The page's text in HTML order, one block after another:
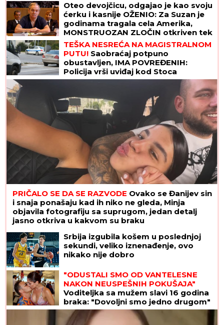
Oteo devojčicu, odgajao je kao svoju
ćerku i kasnije OŽENIO: Za Suzan je
godinama tragala cela Amerika,
MONSTRUOZAN ZLOČIN otkriven tek
decenijama kasnije
TEŠKA NESREĆA NA MAGISTRALNOM
PUTU! Saobraćaj potpuno
obustavljen, IMA POVREĐENIH:
Policija vrši uviđaj kod Stoca
PRIČALO SE DA SE RAZVODE Ovako se Đanijev sin
i snaja ponašaju kad ih niko ne gleda, Minja
objavila fotografiju sa suprugom, jedan detalj
jasno otkriva u kakvom su braku
Srbija izgubila košem u poslednjoj
sekundi, veliko iznenađenje, ovo
nikako nije dobro
"ODUSTALI SMO OD VANTELESNE
NAKON NEUSPEŠNIH POKUŠAJA"
Voditeljka sa mužem slavi 16 godina
braka: "Dovoljni smo jedno drugom"